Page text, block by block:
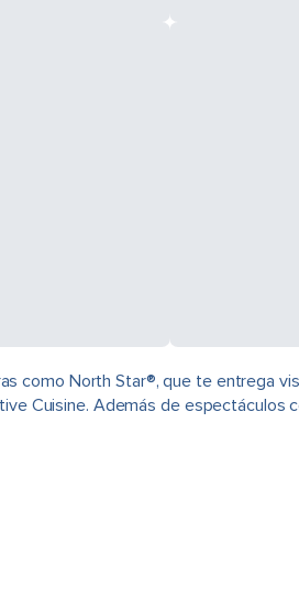
como North Star®, que te entrega
Cuisine. Además de espectáculos